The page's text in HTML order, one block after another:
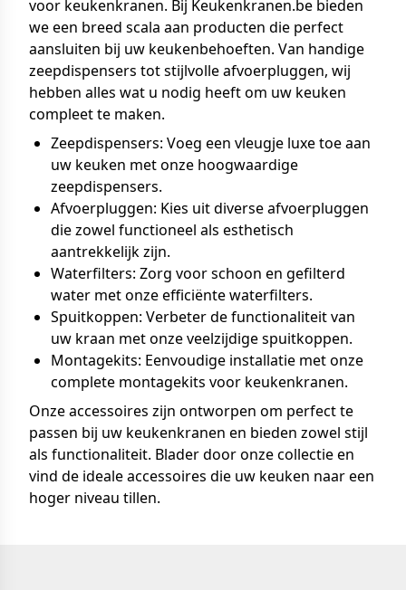
voor keukenkranen. Bij Keukenkranen.be bieden
we een breed scala aan producten die perfect
aansluiten bij uw keukenbehoeften. Van handige
zeepdispensers tot stijlvolle afvoerpluggen, wij
hebben alles wat u nodig heeft om uw keuken
compleet te maken.
Zeepdispensers: Voeg een vleugje luxe toe aan
uw keuken met onze hoogwaardige
zeepdispensers.
Afvoerpluggen: Kies uit diverse afvoerpluggen
die zowel functioneel als esthetisch
aantrekkelijk zijn.
Waterfilters: Zorg voor schoon en gefilterd
water met onze efficiënte waterfilters.
Spuitkoppen: Verbeter de functionaliteit van
uw kraan met onze veelzijdige spuitkoppen.
Montagekits: Eenvoudige installatie met onze
complete montagekits voor keukenkranen.
Onze accessoires zijn ontworpen om perfect te
passen bij uw keukenkranen en bieden zowel stijl
als functionaliteit. Blader door onze collectie en
vind de ideale accessoires die uw keuken naar een
hoger niveau tillen.